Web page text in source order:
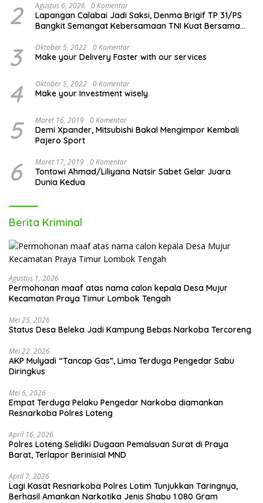
2 Agustus 6, 2026 0 Komentar
Lapangan Calabai Jadi Saksi, Denma Brigif TP 31/PS
Bangkit Semangat Kebersamaan TNI Kuat Bersama
3 Oktober 5, 2022 0 Komentar
Make your Delivery Faster with our services
4 Oktober 5, 2022 0 Komentar
Make your Investment wisely
5 Maret 16, 2019 0 Komentar
Demi Xpander, Mitsubishi Bakal Mengimpor Kembali
Pajero Sport
6 Maret 17, 2019 0 Komentar
Tontowi Ahmad/Liliyana Natsir Sabet Gelar Juara
Dunia Kedua
Berita Kriminal
Agustus 1, 2026
Permohonan maaf atas nama calon kepala Desa Mujur
Kecamatan Praya Timur Lombok Tengah
Mei 25, 2026
Status Desa Beleka Jadi ‎Kampung Bebas Narkoba Tercoreng
Mei 22, 2026
AKP Mulyadi “Tancap Gas”, Lima Terduga Pengedar Sabu
Diringkus
Mei 6, 2026
Empat Terduga Pelaku Pengedar Narkoba diamankan
Resnarkoba Polres Loteng
April 16, 2026
Polres Loteng Selidiki Dugaan Pemalsuan Surat di Praya
Barat, Terlapor Berinisial MND
April 7, 2026
Lagi Kasat Resnarkoba Polres Lotim Tunjukkan Taringnya,
Berhasil Amankan Narkotika Jenis Shabu 1.080 Gram